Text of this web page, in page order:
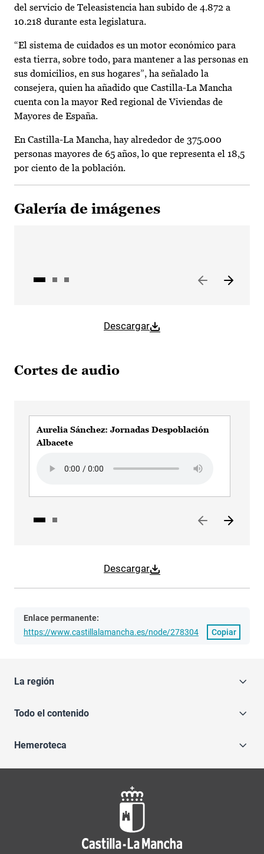
del servicio de Teleasistencia han subido de 4.872 a
10.218 durante esta legislatura.
“El sistema de cuidados es un motor económico para
esta tierra, sobre todo, para mantener a las personas en
sus domicilios, en sus hogares”, ha señalado la
consejera, quien ha añadido que Castilla-La Mancha
cuenta con la mayor Red regional de Viviendas de
Mayores de España.
En Castilla-La Mancha, hay alrededor de 375.000
personas mayores de 65 años, lo que representa el 18,5
por ciento de la población.
Galería de imágenes
Descargar
Cortes de audio
Descargar
Aurelia Sánchez: Jornadas Despoblación
Albacete
Enlace permanente:
https://www.castillalamancha.es/node/278304
Copiar
La región
Todo el contenido
Hemeroteca